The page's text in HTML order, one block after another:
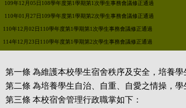
109年12月05日108學年度第1學期第1次學生事務會議修正通過
110年01月27日109學年度第1學期第2次學生事務會議修正通過
110年12月02日110學年度第1學期第1次學生事務會議修正通過
114年12月23日110學年度第1學期第2次學生事務會議修正通過
第一條 為維護本校學生宿舍秩序及安全，培養
第二條 為培養學生自治、自重、自愛之情操，
第三條 本校宿舍管理行政職掌如下：